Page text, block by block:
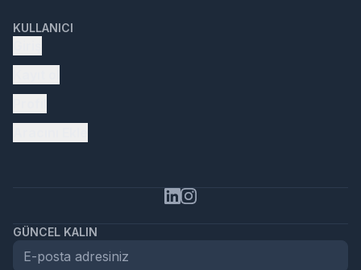
KULLANICI
GÜNCEL KALIN